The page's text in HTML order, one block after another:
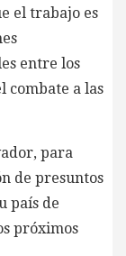
el trabajo es
entre los
combate a las
para
de presuntos
país de
próximos